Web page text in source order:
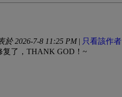
於 2026-7-8 11:25 PM| 只看該作者
复了，THANK GOD！~